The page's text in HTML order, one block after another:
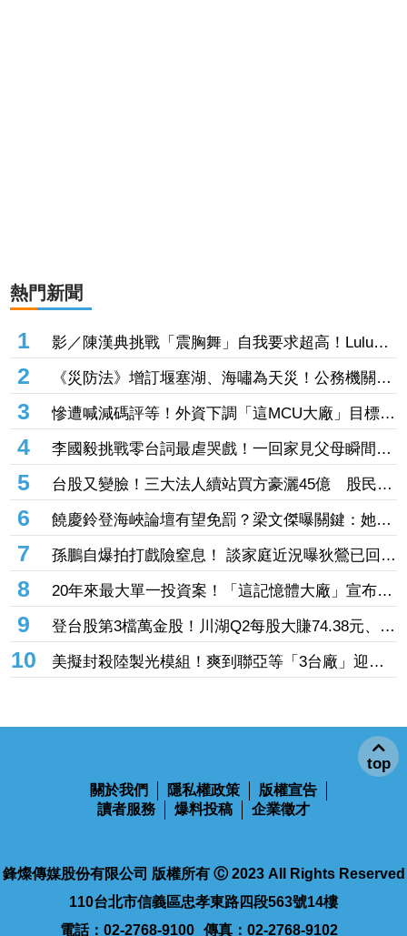
熱門新聞
1
影／陳漢典挑戰「震胸舞」自我要求超高！Lulu掌
鏡連拍30次 餓喊：可以吃飯嗎
2
《災防法》增訂堰塞湖、海嘯為天災！公務機關應
設災防長、公所設防災協作中心
3
慘遭喊減碼評等！外資下調「這MCU大廠」目標價
探95元 第二季每股虧損0.59元是警訊
4
李國毅挑戰零台詞最虐哭戲！一回家見父母瞬間潰
堤 怒嗆姚淳耀兄弟情決裂
5
台股又變臉！三大法人續站買方豪灑45億 股民
喊：風向變了
6
饒慶鈴登海峽論壇有望免罰？梁文傑曝關鍵：她都
只講客套話
7
孫鵬自爆拍打戲險窒息！ 談家庭近況曝狄鶯已回
台 感嘆：一家之主不容易
9
登台股第3檔萬金股！川湖Q2每股大賺74.38元、
H1EPS攻破11股本賺贏去年全年 近5日飆41.4%
美擬封殺陸製光模組！爽到聯亞等「3台廠」迎轉
單大浪 CPO、矽光子族群全面爆發
讀者服務
爆料投稿 企業徵才
top